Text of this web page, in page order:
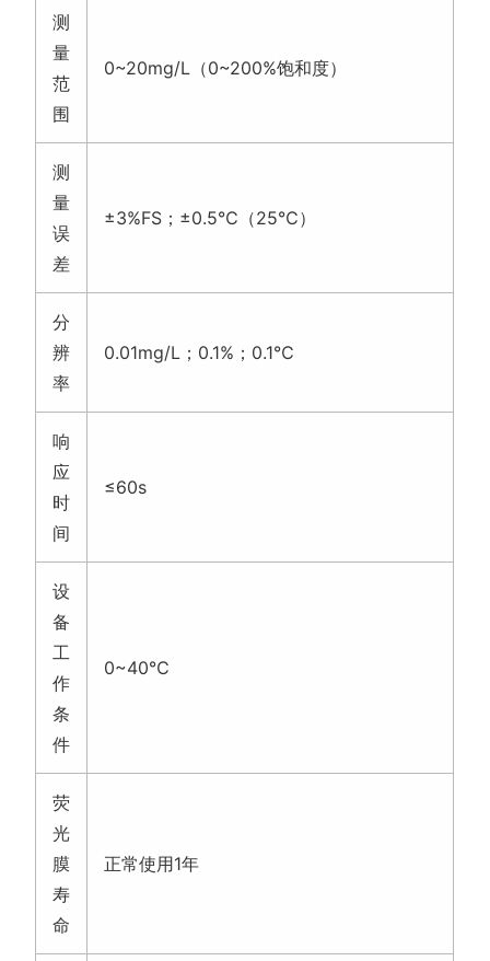
测
量
范
围
0~20mg/L（0~200%饱和度）
测
量
误
差
±3%FS；±0.5℃（25℃）
分
辨
率
0.01mg/L；0.1%；0.1℃
响
应
时
间
≤60s
设
备
工
作
条
件
0~40℃
荧
光
膜
寿
命
正常使用1年